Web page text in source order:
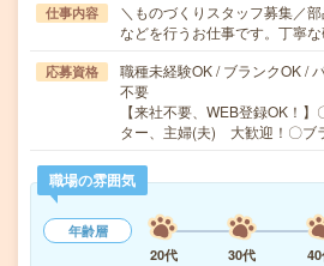
仕事内容
＼ものづくりスタッフ募集／
などを行うお仕事です。丁寧
応募資格
職種未経験OK / ブランクOK /
不要
【来社不要、WEB登録OK！
ター、主婦(夫) 大歓迎！〇ブ
職場の雰囲気
年齢層
20代
30代